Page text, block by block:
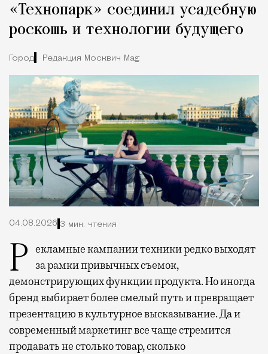
«Технопарк» соединил усадебную
роскошь и технологии будущего
Город Редакция Москвич Mag
04.08.2026 3 мин. чтения
Рекламные кампании техники редко выходят
за рамки привычных съемок,
демонстрирующих функции продукта. Но иногда
бренд выбирает более смелый путь и превращает
презентацию в культурное высказывание. Да и
современный маркетинг все чаще стремится
продавать не столько товар, сколько